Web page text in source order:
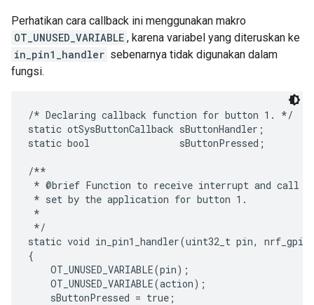
Perhatikan cara callback ini menggunakan makro
OT_UNUSED_VARIABLE , karena variabel yang diteruskan ke
in_pin1_handler sebenarnya tidak digunakan dalam
fungsi.
/* Declaring callback function for button 1. */
static otSysButtonCallback sButtonHandler;
static bool                sButtonPressed;
/**
* @brief Function to receive interrupt and call
* set by the application for button 1.
*
*/
static void in_pin1_handler(uint32_t pin,
{
    OT_UNUSED_VARIABLE(pin);
    OT_UNUSED_VARIABLE(action);
    sButtonPressed = true;